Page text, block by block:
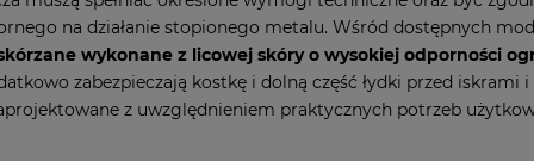
na działanie stopionego metalu. Wśród dostępnych
wykonane z licowej skóry o wysokiej odporności
zabezpieczają kostkę i dolną część łydki przed iskrami
z uwzględnieniem praktycznych potrzeb